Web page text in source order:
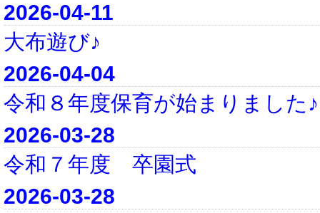
2026-04-11
大布遊び♪
2026-04-04
令和８年度保育が始まりました♪
2026-03-28
令和７年度 卒園式
2026-03-28